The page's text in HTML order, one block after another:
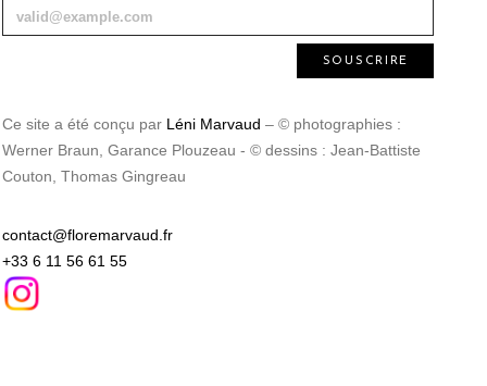
Ce site a été conçu par Léni Marvaud ‒ © photographies :
Werner Braun, Garance Plouzeau - © dessins : Jean-Battiste
Couton, Thomas Gingreau
contact@floremarvaud.fr
+33 6 11 56 61 55